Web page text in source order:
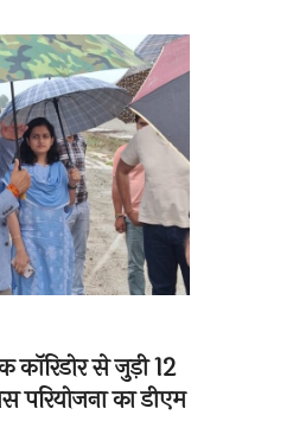
कॉरिडोर से जुड़ी 12
परियोजना का डीएम